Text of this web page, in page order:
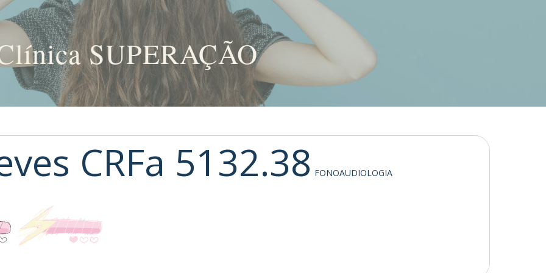
SUPERAÇÃO
CRFa 5132.38 FONOAUDIOLOGIA